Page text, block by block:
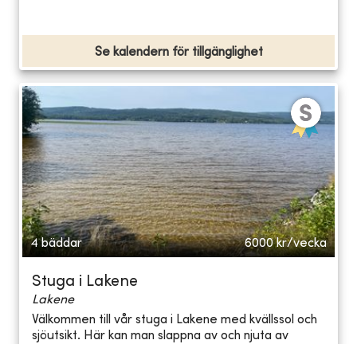
Se kalendern för tillgänglighet
4 bäddar 6000 kr/vecka
Stuga i Lakene
Lakene
Välkommen till vår stuga i Lakene med kvällssol och
sjöutsikt. Här kan man slappna av och njuta av